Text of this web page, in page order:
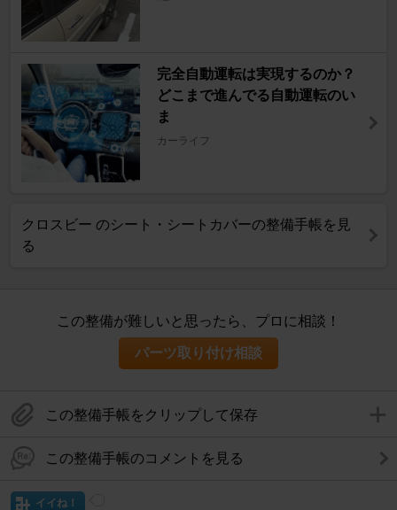
完全自動運転は実現するのか？
どこまで進んでる自動運転のい
ま
カーライフ
クロスビー のシート・シートカバーの整備手帳を見
る
この整備が難しいと思ったら、プロに相談！
パーツ取り付け相談
この整備手帳をクリップして保存
この整備手帳のコメントを見る
イイね！